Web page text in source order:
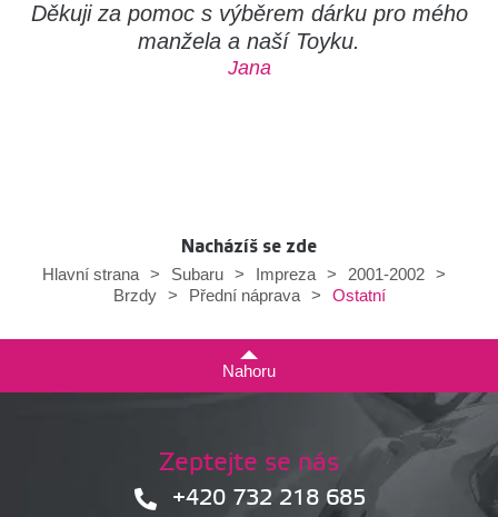
Děkuji za pomoc s výběrem dárku pro mého
manžela a naší Toyku.
Jana
Nacházíš se zde
Hlavní strana
> Subaru > Impreza > 2001-2002
>
Brzdy
> Přední náprava > Ostatní
Nahoru
Zeptejte se nás
+420 732 218 685